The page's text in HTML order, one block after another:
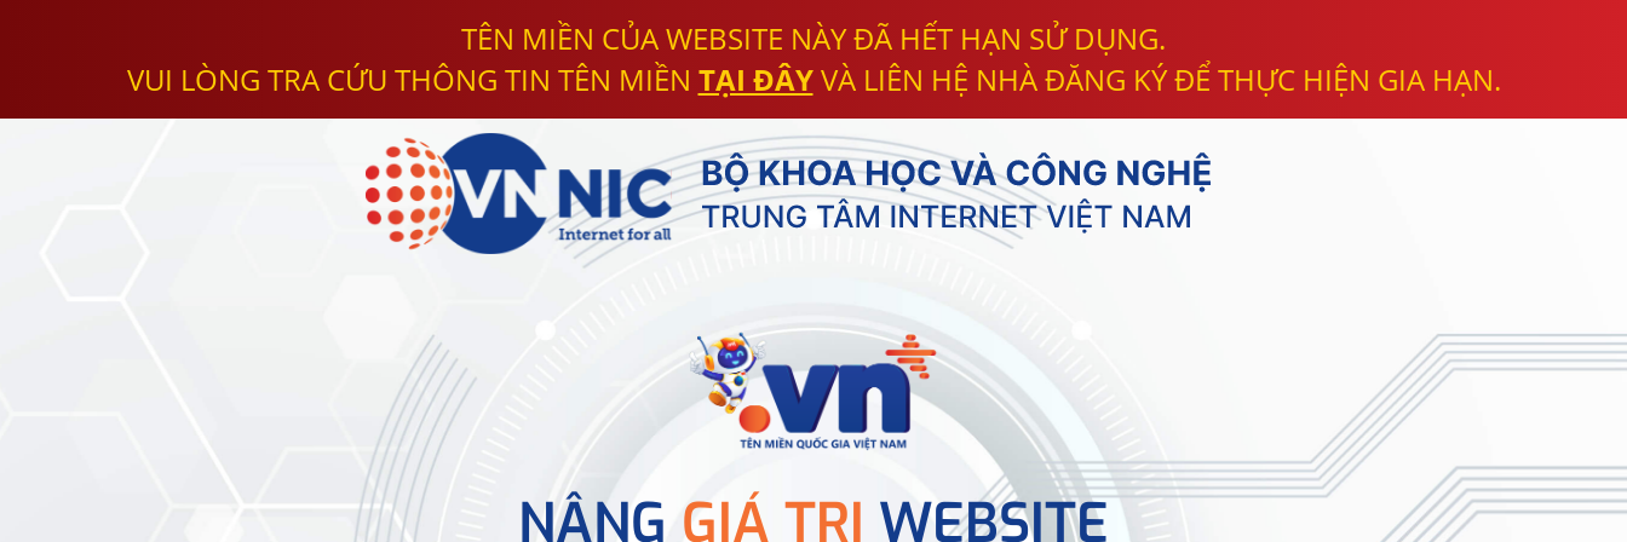
TÊN MIỀN CỦA WEBSITE NÀY ĐÃ HẾT HẠN SỬ DỤNG.
VUI LÒNG TRA CỨU THÔNG TIN TÊN MIỀN TẠI ĐÂYVÀ LIÊN HỆ NHÀ ĐĂNG KÝ ĐỂ THỰC HIỆN GIA HẠN.
NÂNG GIÁ TRỊ WEBSITE